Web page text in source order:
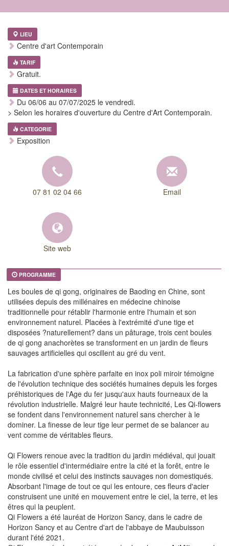
LIEU
Centre d'art Contemporain
TARIF
Gratuit.
DATES ET HORAIRES
Du 06/06 au 07/07/2025 le vendredi.
> Selon les horaires d'ouverture du Centre d'Art Contemporain.
CATEGORIE
Exposition
07 81 02 04 66 Email
Site web
PROGRAMME
Les boules de qi gong, originaires de Baoding en Chine, sont
utilisées depuis des millénaires en médecine chinoise
traditionnelle pour rétablir l'harmonie entre l'humain et son
environnement naturel. Placées à l'extrémité d'une tige et
disposées ?naturellement? dans un pâturage, trois cent boules
de qi gong anachorètes se transforment en un jardin de fleurs
sauvages artificielles qui oscillent au gré du vent.
La fabrication d'une sphère parfaite en inox poli miroir témoigne
de l'évolution technique des sociétés humaines depuis les forges
préhistoriques de l'Age du fer jusqu'aux hauts fourneaux de la
révolution industrielle. Malgré leur haute technicité, Les Qi-flowers
se fondent dans l'environnement naturel sans chercher à le
dominer. La finesse de leur tige leur permet de se balancer au
vent comme de véritables fleurs.
Qi Flowers renoue avec la tradition du jardin médiéval, qui jouait
le rôle essentiel d'intermédiaire entre la cité et la forêt, entre le
monde civilisé et celui des instincts sauvages non domestiqués.
Absorbant l'image de tout ce qui les entoure, ces fleurs d'acier
construisent une unité en mouvement entre le ciel, la terre, et les
êtres qui la peuplent.
Qi Flowers a été lauréat de Horizon Sancy, dans le cadre de
Horizon Sancy et au Centre d'art de l'abbaye de Maubuisson
durant l'été 2021.